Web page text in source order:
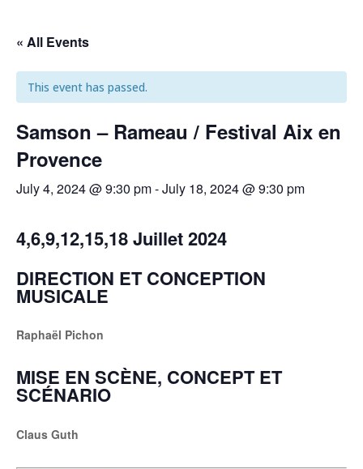
« All Events
This event has passed.
Samson – Rameau / Festival Aix en
Provence
July 4, 2024 @ 9:30 pm-July 18, 2024 @ 9:30 pm
4,6,9,12,15,18 Juillet 2024
DIRECTION ET CONCEPTION
MUSICALE
Raphaël Pichon
MISE EN SCÈNE, CONCEPT ET
SCÉNARIO
Claus Guth